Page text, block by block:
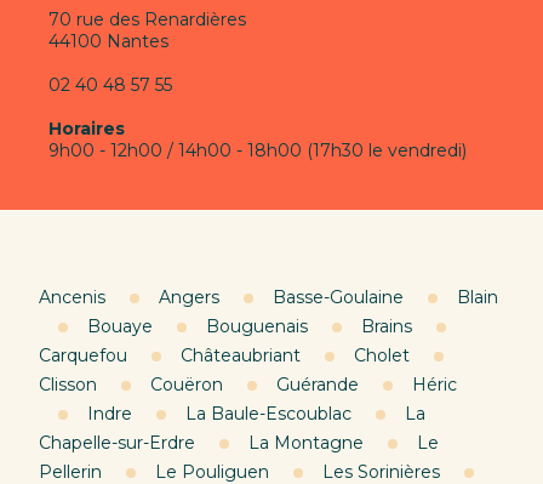
70 rue des Renardières
44100 Nantes
02 40 48 57 55
Horaires
9h00 - 12h00 / 14h00 - 18h00 (17h30 le vendredi)
Ancenis Angers Basse-Goulaine
Blain
Bouaye
Bouguenais
Brains
Carquefou
Châteaubriant
Cholet
Clisson
Couëron Guérande
Héric
Indre
La Baule-Escoublac
La
Chapelle-sur-Erdre
La Montagne
Le
Pellerin
Le Pouliguen
Les Sorinières